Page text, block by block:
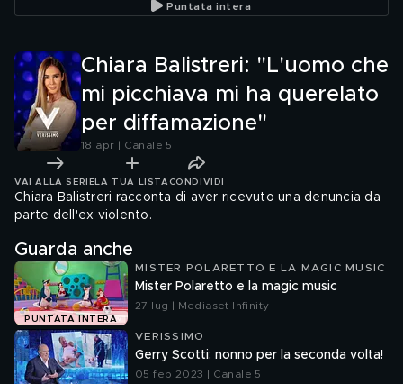
Puntata intera
Chiara Balistreri: "L'uomo che
mi picchiava mi ha querelato
per diffamazione"
18 apr | Canale 5
VAI ALLA SERIE LA TUA LISTA CONDIVIDI
Chiara Balistreri racconta di aver ricevuto una denuncia da
parte dell'ex violento.
Guarda anche
PUNTATA INTERA
MISTER POLARETTO E LA MAGIC MUSIC
Mister Polaretto e la magic music
27 lug | Mediaset Infinity
VERISSIMO
Gerry Scotti: nonno per la seconda volta!
05 feb 2023 | Canale 5